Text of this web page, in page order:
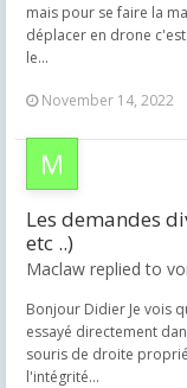
mais pour se faire la
déplacer en drone
le...
November 14, 2022
Les demandes
etc ..)
Maclaw replied to
Bonjour Didier Je vois
essayé directement
souris de droite
l'intégrité...